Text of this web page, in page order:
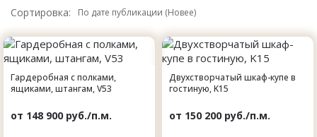
Сортировка:
Гардеробная с полками,
ящиками, штангам, V53
от 148 900 руб./п.м.
Двухстворчатый шкаф-купе в
гостиную, K15
от 150 200 руб./п.м.